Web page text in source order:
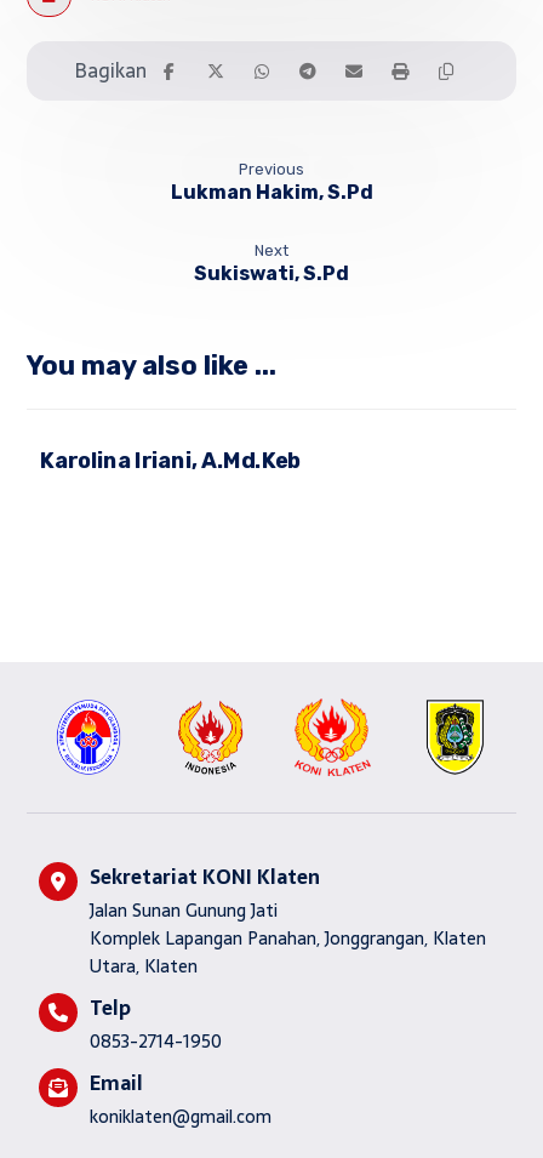
Previous
Lukman Hakim, S.Pd
Next
Sukiswati, S.Pd
You may also like ...
Karolina Iriani, A.Md.Keb
Sekretariat KONI Klaten
Jalan Sunan Gunung Jati
Komplek Lapangan Panahan, Jonggrangan, Klaten
Utara, Klaten
Telp
0853-2714-1950
Email
koniklaten@gmail.com